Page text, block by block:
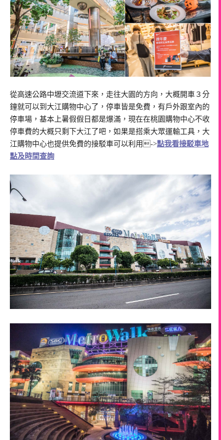
從高速公路中壢交流道下來，走往大園的方向，大概開車３分
鐘就可以到大江購物中心了，停車皆是免費，有戶外跟室內的
停車場，基本上暑假假日都是爆滿，現在在桃園購物中心不收
停車費的大概只剩下大江了吧，如果是搭乘大眾運輸工具，大
江購物中心也提供免費的接駁車可以利用->點我看接駁車地
點及時間查詢